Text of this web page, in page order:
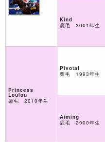
Princess
Loulou
栗毛 2010年生
Kind
鹿毛 2001年生
Pivotal
栗毛 1993年生
Aiming
鹿毛 2000年生